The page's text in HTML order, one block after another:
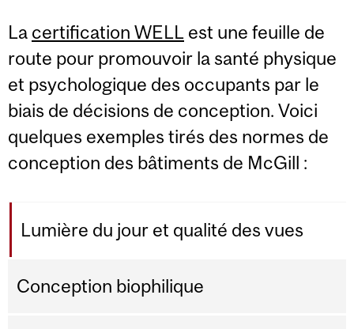
La certification WELL est une feuille de
route pour promouvoir la santé physique
et psychologique des occupants par le
biais de décisions de conception. Voici
quelques exemples tirés des normes de
conception des bâtiments de McGill :
Lumière du jour et qualité des vues
Conception biophilique